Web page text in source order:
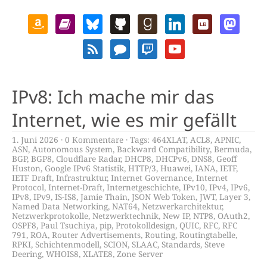
IPv8: Ich mache mir das
Internet, wie es mir gefällt
1. Juni 2026 0 Kommentare Tags: 464XLAT, ACL8, APNIC,
ASN, Autonomous System, Backward Compatibility, Bermuda,
BGP, BGP8, Cloudflare Radar, DHCP8, DHCPv6, DNS8, Geoff
Huston, Google IPv6 Statistik, HTTP/3, Huawei, IANA, IETF,
IETF Draft, Infrastruktur, Internet Governance, Internet
Protocol, Internet-Draft, Internetgeschichte, IPv10, IPv4, IPv6,
IPv8, IPv9, IS-IS8, Jamie Thain, JSON Web Token, JWT, Layer 3,
Named Data Networking, NAT64, Netzwerkarchitektur,
Netzwerkprotokolle, Netzwerktechnik, New IP, NTP8, OAuth2,
OSPF8, Paul Tsuchiya, pip, Protokolldesign, QUIC, RFC, RFC
791 , ROA, Router Advertisements, Routing, Routingtabelle,
RPKI, Schichtenmodell, SCION, SLAAC, Standards, Steve
Deering, WHOIS8, XLATE8, Zone Server